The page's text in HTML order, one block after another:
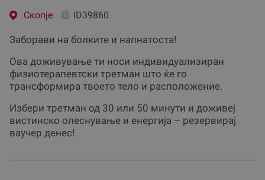
Скопjе ID39860
Заборави на болките и напнатоста!
Ова доживување ти носи индивидуализиран
физиотерапевтски третман што ќе го
трансформира твоето тело и расположение.
Избери третман од 30 или 50 минути и доживеј
вистинско олеснување и енергија – резервирај
ваучер денес!